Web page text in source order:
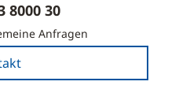
8000 30
Anfragen